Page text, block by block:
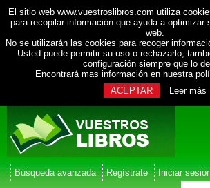
El sitio web www.vuestroslibros.com utiliza
para recopilar información que ayuda a optimizar
web.
No se utilizarán las cookies para recoger
Usted puede permitir su uso o rechazarlo;
configuración siempre que lo
Encontrará mas información en nuestra
ACEPTAR
Leer más
Búsqueda avanzada Regístrate Iniciar